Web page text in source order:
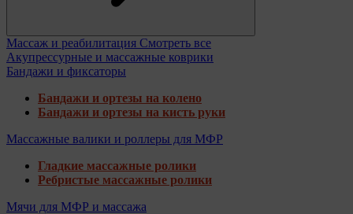
Массаж и реабилитация Смотреть все
Акупрессурные и массажные коврики
Бандажи и фиксаторы
Бандажи и ортезы на колено
Бандажи и ортезы на кисть руки
Массажные валики и роллеры для МФР
Гладкие массажные ролики
Ребристые массажные ролики
Мячи для МФР и массажа